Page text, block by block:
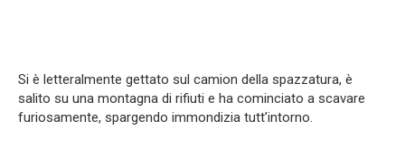
Si è letteralmente gettato sul camion della spazzatura, è
salito su una montagna di rifiuti e ha cominciato a scavare
furiosamente, spargendo immondizia tutt’intorno.